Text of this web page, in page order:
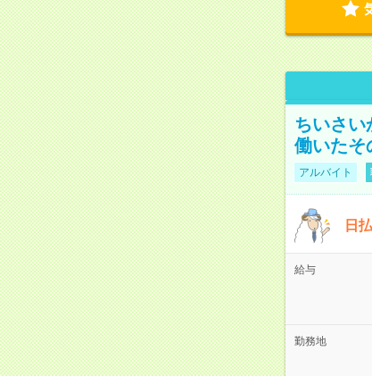
ちいさ
働いた
アルバイト
日
給与
勤務地